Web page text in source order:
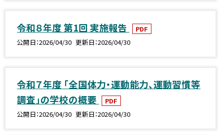
令和８年度 第1回 実施報告
PDF
公開日 2026/04/30 更新日 2026/04/30
令和７年度 「全国体力・運動能力、運動習慣等
調査」の学校の概要
PDF
公開日 2026/04/30 更新日 2026/04/30